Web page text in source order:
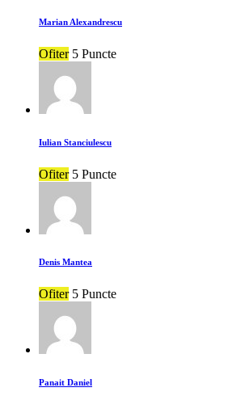
Marian Alexandrescu
Ofiter 5 Puncte
Iulian Stanciulescu
Ofiter 5 Puncte
Denis Mantea
Ofiter 5 Puncte
Panait Daniel